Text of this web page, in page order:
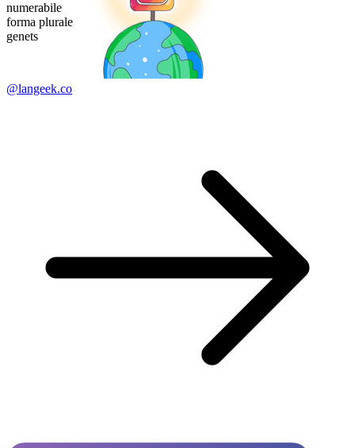
numerabile
forma plurale
genets
@langeek.co